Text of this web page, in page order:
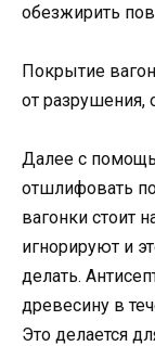
обезжирить
Покрытие
от разрушения,
Далее с
отшлифовать
вагонки стоит
игнорируют и
делать.
древесину в
Это делается